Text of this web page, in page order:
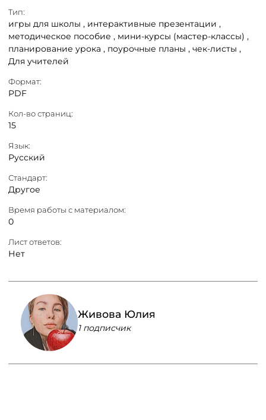
Тип:
игры для школы , интерактивные презентации ,
методическое пособие , мини-курсы (мастер-классы) ,
планирование урока , поурочные планы , чек-листы ,
Для учителей
Формат:
PDF
Кол-во страниц:
15
Язык:
Русский
Стандарт:
Другое
Время работы с материалом:
0
Лист ответов:
Нет
Живова Юлия
1 подписчик